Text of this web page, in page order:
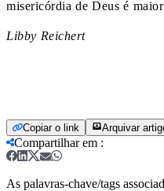
misericórdia de Deus é
Libby Reichert
Copiar o link Arquivar
Compartilhar em :
As palavras-chave/tags